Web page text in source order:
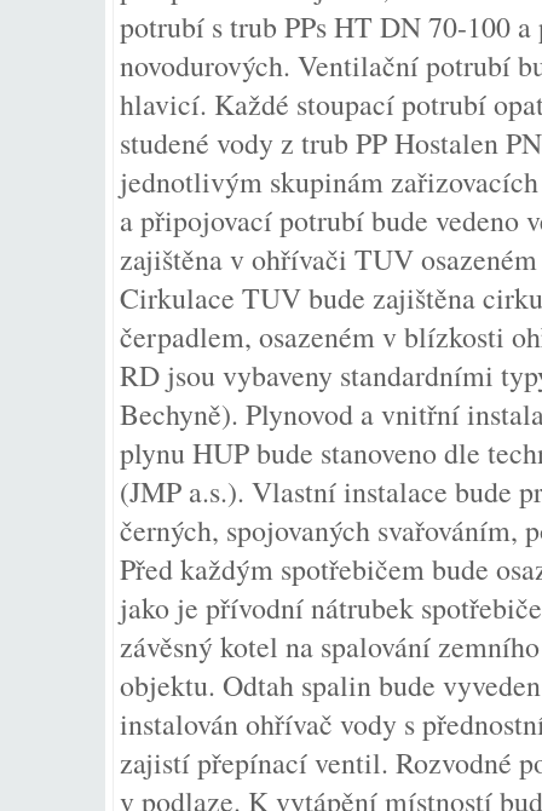
potrubí s trub PPs HT DN 70-100
novodurových. Ventilační potrubí
hlavicí. Každé stoupací potrubí
studené vody z trub PP Hostalen
jednotlivým skupinám
a připojovací potrubí bude vedeno
zajištěna v ohřívači TUV
Cirkulace TUV bude zajištěna
čerpadlem, osazeném v blízkosti
RD jsou vybaveny standardními
Bechyně). Plynovod a vnitřní
plynu HUP bude stanoveno dle
(JMP a.s.). Vlastní instalace bude
černých, spojovaných
Před každým spotřebičem bude
jako je přívodní nátrubek
závěsný kotel na spalování
objektu. Odtah spalin bude
instalován ohřívač vody s
zajistí přepínací ventil. Rozvodné
v podlaze. K vytápění místností